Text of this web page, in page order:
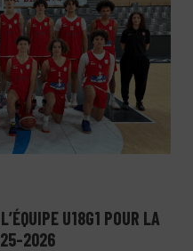
U18G1 POUR LA
2026